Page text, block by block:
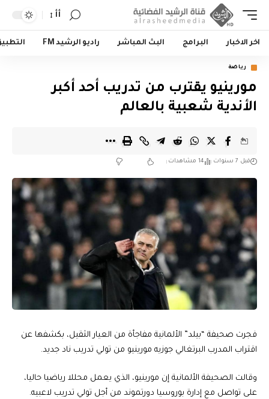
أأ
اخر الاخبار البرامج البث المباشر راديو الرشيد FM
رياضة
مورينيو يقترب من تدريب أحد أكبر
الأندية شعبية بالعالم
قبل 7 سنوات 14 مشاهدات
فجرت صحيفة “بيلد” الألمانية مفاجأة من العيار الثقيل، بكشفها عن
اقتراب المدرب البرتغالي جوزيه مورينيو من تولي تدريب ناد جديد.
وقالت الصحيفة الألمانية إن مورينيو، الذي يعمل محللا رياضيا حاليا،
على تواصل مع إدارة بوروسيا دورتموند من أجل تولي تدريب لاعبيه.